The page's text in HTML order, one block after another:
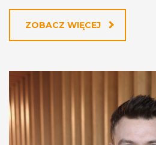
ZOBACZ WIĘCEJ